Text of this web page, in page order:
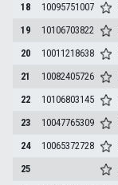
18
10095751007
19
10106703822
20
10011218638
21
10082405726
22
10106803145
23
10047765309
24
10065372728
25